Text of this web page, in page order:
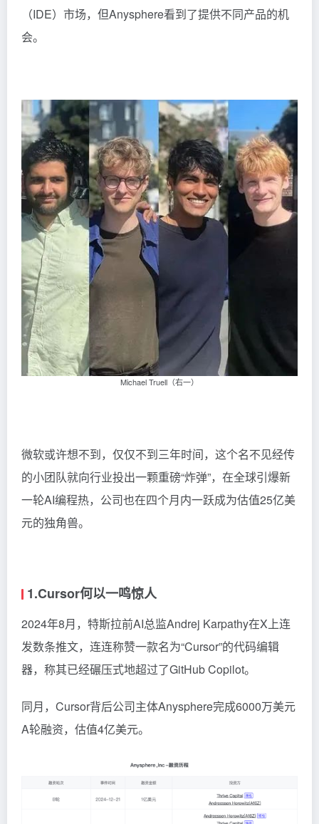
（IDE）市场，但Anysphere看到了提供不同产品的机
会。
Michael Truell（右一）
微软或许想不到，仅仅不到三年时间，这个名不见经传
的小团队就向行业投出一颗重磅“炸弹”，在全球引爆新
一轮AI编程热，公司也在四个月内一跃成为估值25亿美
元的独角兽。
1.Cursor何以一鸣惊人
2024年8月，特斯拉前AI总监Andrej Karpathy在X上连
发数条推文，连连称赞一款名为“Cursor”的代码编辑
器，称其已经碾压式地超过了GitHub Copilot。
同月，Cursor背后公司主体Anysphere完成6000万美元
A轮融资，估值4亿美元。